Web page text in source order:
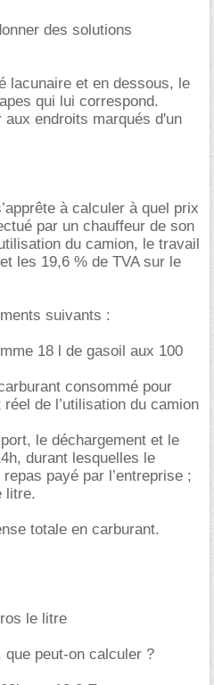
des solutions
lacunaire et en dessous, le
qui lui correspond.
endroits marqués d'un
à calculer à quel prix
par un chauffeur de son
du camion, le travail
les 19,6 % de TVA sur le
suivants :
18 l de gasoil aux 100
consommé pour
de l’utilisation du camion
le déchargement et le
durant lesquelles le
payé par l’entreprise ;
litre.
totale en carburant.
le litre
peut-on calculer ?